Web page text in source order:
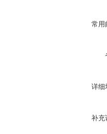
常用
详细
补充